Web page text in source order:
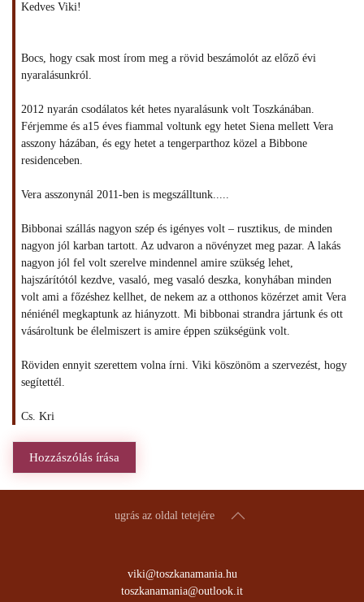
Kedves Viki!
Bocs, hogy csak most írom meg a rövid beszámolót az előző évi
nyaralásunkról.
2012 nyarán csodálatos két hetes nyaralásunk volt Toszkánában.
Férjemme és a15 éves fiammal voltunk egy hetet Siena mellett Vera
asszony házában, és egy hetet a tengerparthoz közel a Bibbone
residenceben.
Vera asszonynál 2011-ben is megszálltunk.....
Bibbonai szállás nagyon szép és igényes volt – rusztikus, de minden
nagyon jól karban tartott. Az udvaron a növényzet meg pazar. A lakás
nagyon jól fel volt szerelve mindennel amire szükség lehet,
hajszárítótól kezdve, vasaló, meg vasaló deszka, konyhában minden
volt ami a főzéshez kellhet, de nekem az a otthonos közérzet amit Vera
néniénél megkaptunk az hiányzott. Mi bibbonai strandra jártunk és ott
vásároltunk be élelmiszert is amire éppen szükségünk volt.
Röviden ennyit szerettem volna írni. Viki köszönöm a szervezést, hogy
segítettél.
Cs. Kri
Hozzászólás írása
ugrás az oldal tetejére
viki@toszkanamania.hu
toszkanamania@outlook.it